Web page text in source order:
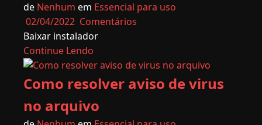
de Nenhum em Essencial para uso
02/04/2022 Comentários
Baixar instalador
Continue Lendo
Como resolver aviso de virus
no arquivo